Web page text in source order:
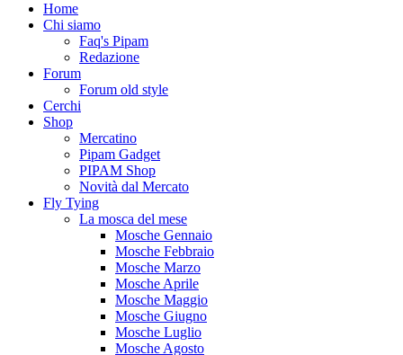
Home
Chi siamo
Faq's Pipam
Redazione
Forum
Forum old style
Cerchi
Shop
Mercatino
Pipam Gadget
PIPAM Shop
Novità dal Mercato
Fly Tying
La mosca del mese
Mosche Gennaio
Mosche Febbraio
Mosche Marzo
Mosche Aprile
Mosche Maggio
Mosche Giugno
Mosche Luglio
Mosche Agosto